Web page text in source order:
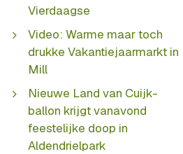
Vierdaagse
Video: Warme maar toch
drukke Vakantiejaarmarkt in
Mill
Nieuwe Land van Cuijk-
ballon krijgt vanavond
feestelijke doop in
Aldendrielpark